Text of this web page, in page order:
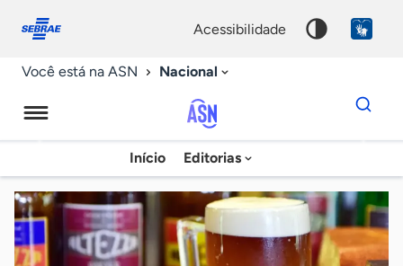
conosco
acessibilidade
Você está na ASN Nacional
Agência
Sebrae
de
Notícias
Início Editorias
Dados
para
chave